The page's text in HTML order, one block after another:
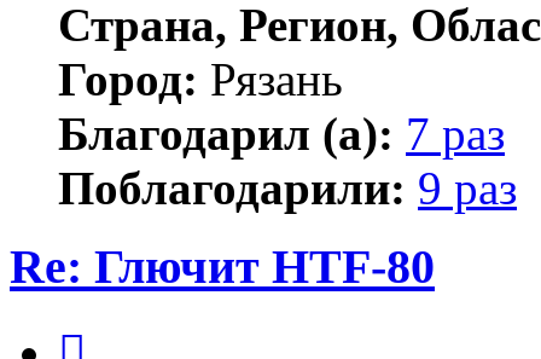
Страна, Регион,
Город: Рязань
Благодарил (а): 7 раз
Поблагодарили: 9 раз
Re: Глючит HTF-80